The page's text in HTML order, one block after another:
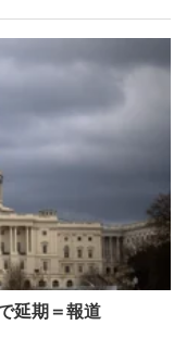
延期＝報道